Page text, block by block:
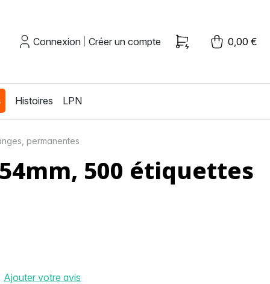
Connexion Créer un compte 0,00 €
Histoires LPN
permanentes
500 étiquettes
Ajouter votre avis